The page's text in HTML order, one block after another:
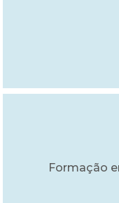
Formação